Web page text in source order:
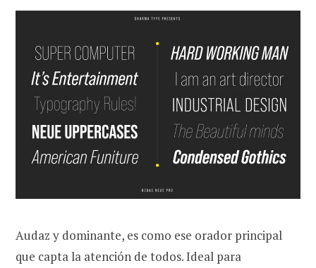
Audaz y dominante, es como ese orador principal
que capta la atención de todos. Ideal para